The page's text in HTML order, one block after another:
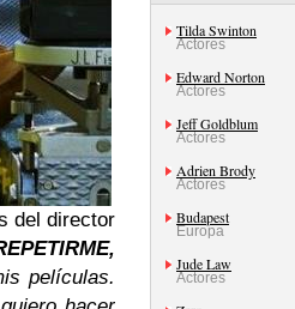
del director
películas.
Tilda Swinton
Actores
Edward Norton
Actores
Jeff Goldblum
Actores
Adrien Brody
Actores
Budapest
Europa
Jude Law
Actores